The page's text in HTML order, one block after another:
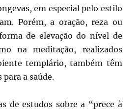
em especial pelo estilo
Porém, a oração, reza ou
de elevação do nível de
na meditação, realizados
templário, também têm
a saúde.
de estudos sobre a “prece à